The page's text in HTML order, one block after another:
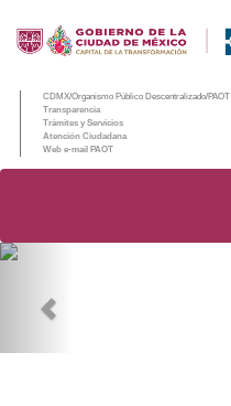
CDMX/Organismo Público Descentralizado/PAOT
Transparencia
Trámites y Servicios
Atención Ciudadana
Web e-mail PAOT